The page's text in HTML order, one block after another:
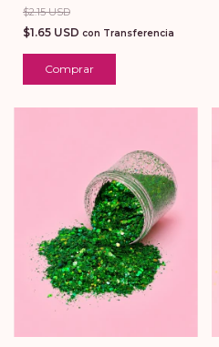
$2.15 USD
$1.65 USD con Transferencia
Comprar